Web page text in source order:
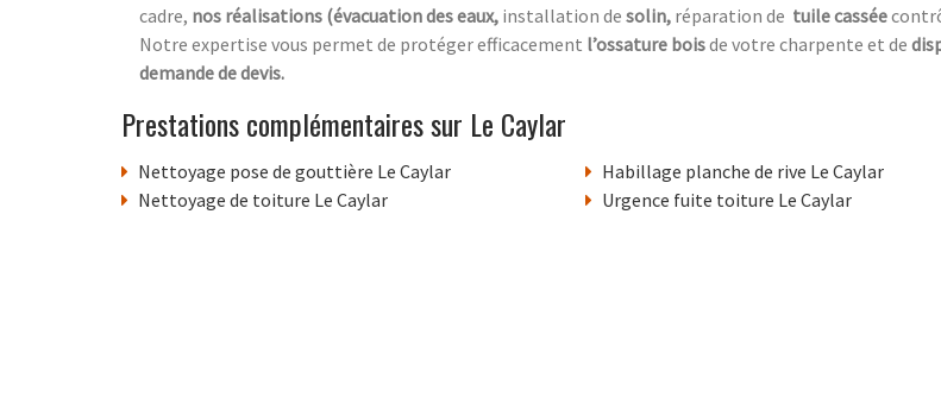
cadre, nos réalisations (évacuation des eaux, installation de solin, réparation de tuile cassée
Notre expertise vous permet de protéger efficacement l’ossature boisde votre charpente et de
demande de devis.
Prestations complémentaires sur Le Caylar
Nettoyage pose de gouttière Le Caylar
Nettoyage de toiture Le Caylar
Habillage planche de rive Le Caylar
Urgence fuite toiture Le Caylar